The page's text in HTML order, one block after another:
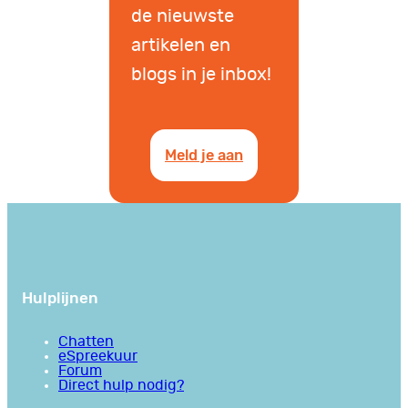
de nieuwste
artikelen en
blogs in je inbox!
Meld je aan
Hulplijnen
Chatten
eSpreekuur
Forum
Direct hulp nodig?